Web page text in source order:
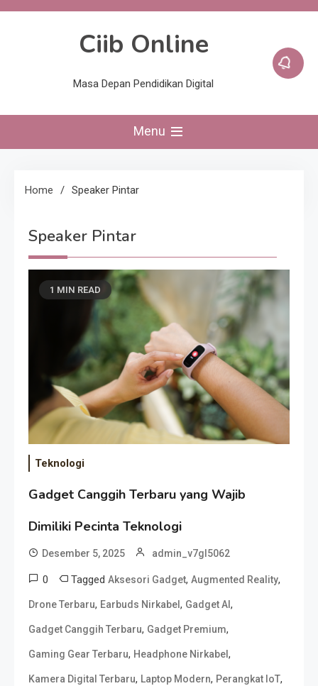
Skip
Ciib Online
Masa Depan Pendidikan Digital
Menu
Home Speaker Pintar
Speaker Pintar
1 MIN READ
Teknologi
Gadget Canggih Terbaru yang Wajib
Dimiliki Pecinta Teknologi
Desember 5, 2025 admin_v7gl5062
0 Tagged Aksesori Gadget, Augmented Reality,
Drone Terbaru, Earbuds Nirkabel, Gadget AI,
Gadget Canggih Terbaru, Gadget Premium,
Gaming Gear Terbaru, Headphone Nirkabel,
Kamera Digital Terbaru, Laptop Modern, Perangkat IoT,